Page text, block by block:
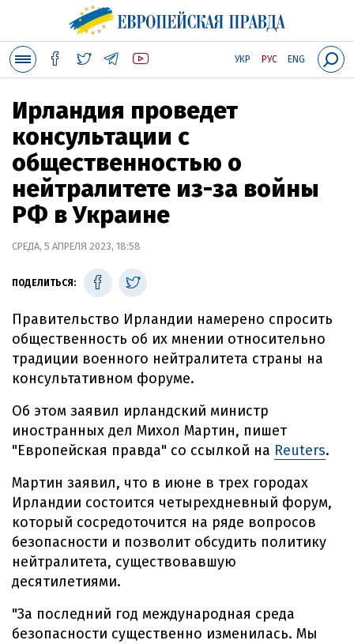
УКР РУС ENG
Ирландия проведет
консультации с
общественностью о
нейтралитете из-за войны
РФ в Украине
СРЕДА, 5 АПРЕЛЯ 2023, 18:58
ПОДЕЛИТЬСЯ:
Правительство Ирландии намерено спросить
общественность об их мнении относительно
традиции военного нейтралитета страны на
консультативном форуме.
Об этом заявил ирландский министр
иностранных дел Михол Мартин, пишет
"Европейская правда" со ссылкой на Reuters.
Мартин заявил, что в июне в трех городах
Ирландии состоится четырехдневный форум,
который сосредоточится на ряде вопросов
безопасности и позволит обсудить политику
нейтралитета, существовавшую
десятилетиями.
"За последний год международная среда
безопасности существенно изменилась. Мы